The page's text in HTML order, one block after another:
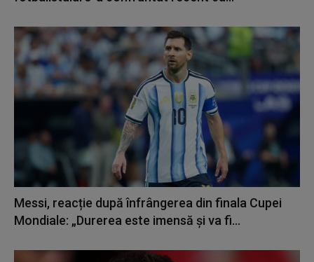
Messi, reacție după înfrângerea din finala Cupei
Mondiale: „Durerea este imensă şi va fi...